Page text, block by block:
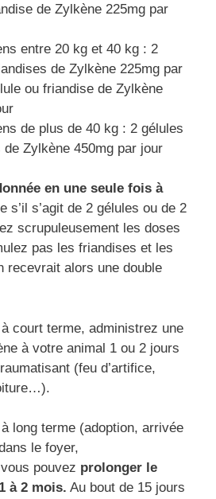
de Zylkène 225mg par
entre 20 kg et 40 kg : 2
de Zylkène 225mg par
ou friandise de Zylkène
de plus de 40 kg : 2 gélules
Zylkène 450mg par jour
en une seule fois à
s’il s’agit de 2 gélules ou de 2
scrupuleusement les doses
pas les friandises et les
recevrait alors une double
court terme, administrez une
à votre animal 1 ou 2 jours
(feu d’artifice,
long terme (adoption, arrivée
le foyer,
pouvez prolonger le
à 2 mois. Au bout de 15 jours